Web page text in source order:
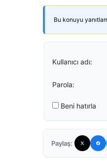
Bu konuyu
Kullanıcı adı:
Parola:
Beni hatırla
Paylaş: